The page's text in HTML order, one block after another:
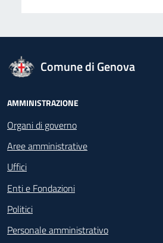
logo Unione Europea
Comune di Genova
Footer - Navigazione
AMMINISTRAZIONE
Organi di governo
Aree amministrative
Uffici
Enti e Fondazioni
Politici
Personale amministrativo